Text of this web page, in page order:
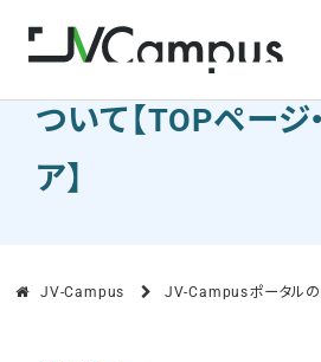
JV-Campusポータ
ついて【TOPページ
ア】
JV-Campus JV-Campusポータルの